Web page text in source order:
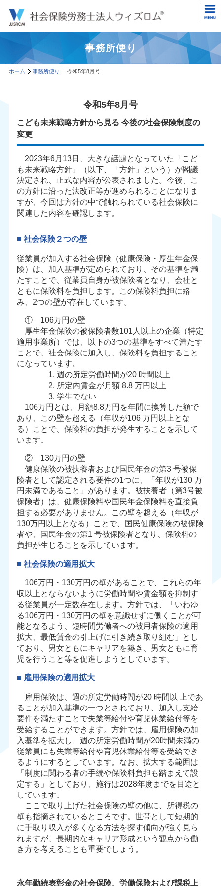
事務所便り
ホーム 事務所便り 令和5年8月号
令和5年8月号
こども未来戦略方針から見る 今後の社会保険制度の
変更
2023年6月13日、大きな話題となっていた「こど
も未来戦略方針」（以下、「方針」という）が閣議
決定され、正式な内容が公表されました。今後、こ
の方針に沿った法改正等が進められることになりま
すが、今回は方針の中で触れられている社会保険に
関連した内容を確認します。
■ 社会保険２つの壁
従業員が加入する社会保険（健康保険・厚生年金保
険）は、加入基準が定められており、その基準を満
たすことで、従業員自身が被保険者となり、会社と
ともに保険料を負担します。この保険料負担に絡
み、2つの壁が存在しています。
① 106万円の壁
厚生年金保険の被保険者数101人以上の企業（特定
適用事業所）では、以下の3つの基準をすべて満たす
ことで、社会保険に加入し、保険料を負担すること
になっています。
1. 週の所定労働時間が20 時間以上
2. 所定内賃金が月額 8.8 万円以上
3. 学生でない
106万円とは、月額8.8万円を年間に換算した額で
あり、この壁を超える（年収が106 万円以上とな
る）ことで、保険料の負担が発生することを示して
います。
② 130万円の壁
健康保険の被扶養者および国民年金の第3 号被保
険者として認定される要件の1つに、「年収が130 万
円未満であること」があります。被扶養者（第3号被
保険者）は、健康保険料や国民年金保険料を直接負
担する必要がありません。この壁を超える（年収が
130万円以上となる）ことで、国民健康保険の被保険
者や、国民年金の第1 号被保険者となり、保険料の
負担が生じることを示しています。
■ 社会保険の適用拡大
106万円・130万円の壁があることで、これらの年
収以上とならないように労働時間や賃金額を抑制す
る従業員が一定数存在します。方針では、「いわゆ
る106万円・130万円の壁を意識せずに働くことが可
能となるよう、短時間労働者への被用者保険の適用
拡大、最低賃金の引上げに引き続き取り組む」とし
ており、男女ともにキャリアを築き、男女ともに育
児を行うこと等を促進しようとしています。
■ 雇用保険の適用拡大
雇用保険は、週の所定労働時間が20 時間以 上であ
ることが加入基準の一つとされており、加入し支給
要件を満たすことで失業等給付や育児休業給付等を
受給することができます。方針では、雇用保険の加
入基準を拡大し、週の所定労働時間が20時間未満の
従業員にも失業等給付や育児休業給付等を受給でき
るようにするとしています。なお、拡大する範囲は
「制度に関わる者の手続や保険料負担も踏まえて設
定する」としており、施行は2028年度までを目途と
しています。
ここで取り上げた社会保険の壁の他に、所得税の
壁も指摘されているところです。世帯として短期的
に手取り収入が多くなる方法を探す傾向が強く見ら
れますが、長期的なキャリア形成という観点から働
き方を考えることも重要でしょう。
永年勤続表彰金の社会保険、労働保険および課税上